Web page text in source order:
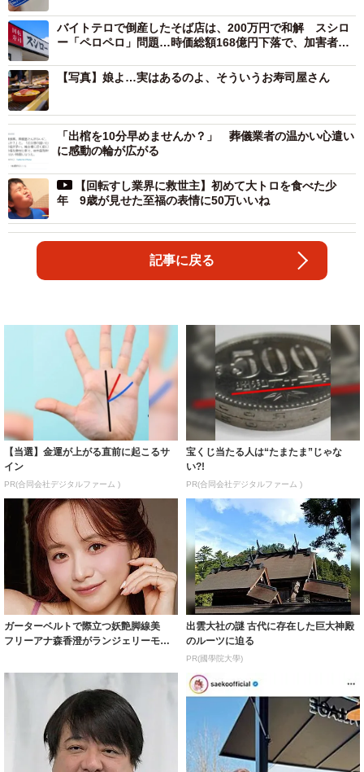
バイトテロで倒産したそば店は、200万円で和解 スシロ
ー「ペロペロ」問題…時価総額168億円下落で、加害者の
【写真】娘よ…実はあるのよ、そういうお寿司屋さん
「出棺を10分早めませんか？」 葬儀業者の温かい心遣い
に感動の輪が広がる
【回転すし業界に救世主】初めて大トロを食べた少
年 9歳が見せた至福の表情に50万いいね
記事に戻る
【当選】金運が上がる直前に起こるサ
イン
PR(合同会社デジタルファーム )
宝くじ当たる人は“たまたま”じゃな
い?!
PR(合同会社デジタルファーム )
ガーターベルトで際立つ妖艶脚線美
フリーアナ森香澄がランジェリーモデ
出雲大社の謎 古代に存在した巨大神殿
のルーツに迫る
PR(國學院大學)